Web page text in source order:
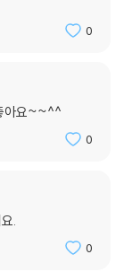
0
아요~~^^
0
.
0